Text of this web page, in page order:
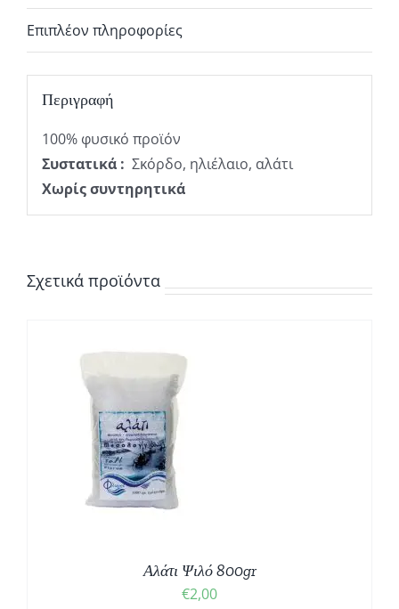
Επιπλέον πληροφορίες
Περιγραφή
100% φυσικό προϊόν
Συστατικά : Σκόρδο, ηλιέλαιο, αλάτι
Χωρίς συντηρητικά
Σχετικά προϊόντα
Αλάτι Ψιλό 800gr
€2,00